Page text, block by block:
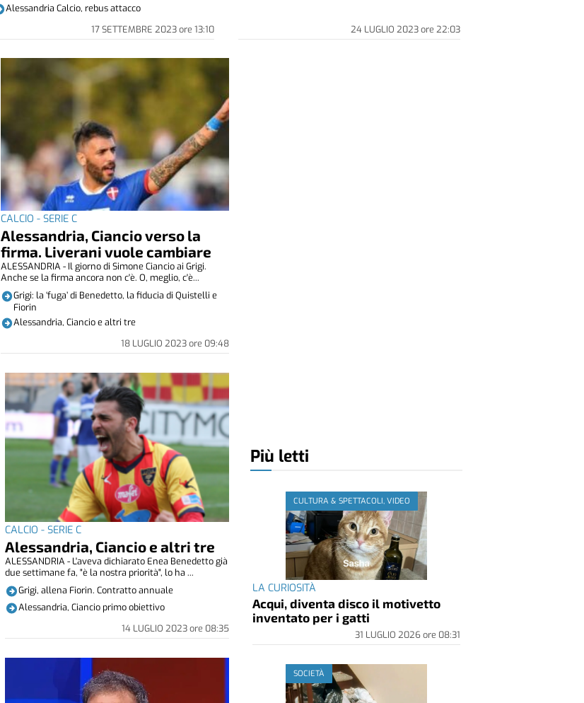
17 SETTEMBRE 2023ore 13:10
Alessandria Calcio, rebus attacco
24 LUGLIO 2023ore 22:03
CALCIO - SERIE C
Alessandria, Ciancio verso la
firma. Liverani vuole cambiare
18 LUGLIO 2023ore 09:48
ALESSANDRIA - Il giorno di Simone Ciancio ai Grigi.
Anche se la firma ancora non c'è. O, meglio, c'è...
Grigi: la ‘fuga’ di Benedetto, la fiducia di Quistelli e
Fiorin
Alessandria, Ciancio e altri tre
CALCIO - SERIE C
Alessandria, Ciancio e altri tre
14 LUGLIO 2023ore 08:35
ALESSANDRIA - L'aveva dichiarato Enea Benedetto già
due settimane fa, "è la nostra priorità", lo ha ...
Grigi, allena Fiorin. Contratto annuale
Alessandria, Ciancio primo obiettivo
Più letti
CULTURA & SPETTACOLI, VIDEO
LA CURIOSITÀ
Acqui, diventa disco il motivetto
inventato per i gatti
31 LUGLIO 2026ore 08:31
SOCIETÀ